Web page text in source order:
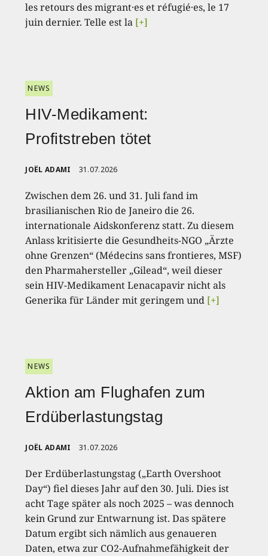
les retours des migrant·es et réfugié·es, le 17
juin dernier. Telle est la [+]
NEWS
HIV-Medikament:
Profitstreben tötet
JOËL ADAMI 31.07.2026
Zwischen dem 26. und 31. Juli fand im
brasilianischen Rio de Janeiro die 26.
internationale Aidskonferenz statt. Zu diesem
Anlass kritisierte die Gesundheits-NGO „Ärzte
ohne Grenzen“ (Médecins sans frontieres, MSF)
den Pharmahersteller „Gilead“, weil dieser
sein HIV-Medikament Lenacapavir nicht als
Generika für Länder mit geringem und [+]
NEWS
Aktion am Flughafen zum
Erdüberlastungstag
JOËL ADAMI 31.07.2026
Der Erdüberlastungstag („Earth Overshoot
Day“) fiel dieses Jahr auf den 30. Juli. Dies ist
acht Tage später als noch 2025 – was dennoch
kein Grund zur Entwarnung ist. Das spätere
Datum ergibt sich nämlich aus genaueren
Daten, etwa zur CO2-Aufnahmefähigkeit der